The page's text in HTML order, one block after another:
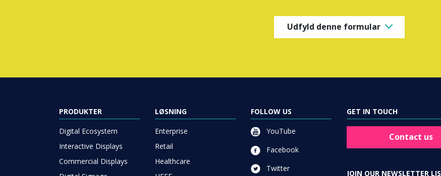
Udfyld denne formular
PRODUKTER
Digital Ecosystem
Interactive Displays
Commercial Displays
LØSNING
Enterprise
Retail
Healthcare
FOLLOW US
YouTube
Facebook
Twitter
GET IN TOUCH
Contact us
JOIN OUR NEWSLETTER